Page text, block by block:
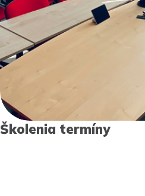
Školenia termíny